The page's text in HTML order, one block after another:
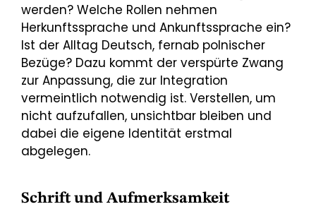
werden? Welche Rollen nehmen
Herkunftssprache und Ankunftssprache ein?
Ist der Alltag Deutsch, fernab polnischer
Bezüge? Dazu kommt der verspürte Zwang
zur Anpassung, die zur Integration
vermeintlich notwendig ist. Verstellen, um
nicht aufzufallen, unsichtbar bleiben und
dabei die eigene Identität erstmal
abgelegen.
Schrift und Aufmerksamkeit